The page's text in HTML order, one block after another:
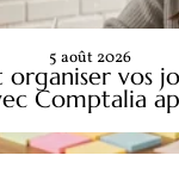
vos
Comptalia
5 août 2026